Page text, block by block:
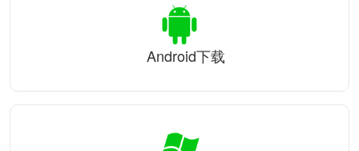
Android下载